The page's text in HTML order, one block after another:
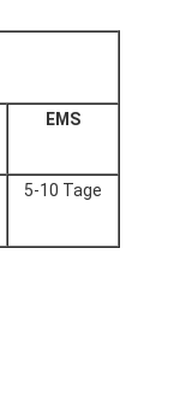
EMS
5-10 Tage